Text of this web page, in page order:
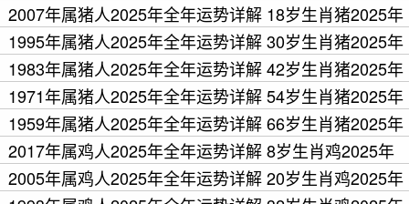
每月运程 >>
2007年属猪人2025年全年运势详解 18岁生肖猪2025年
每月运程 >>
1995年属猪人2025年全年运势详解 30岁生肖猪2025年
每月运程 >>
1983年属猪人2025年全年运势详解 42岁生肖猪2025年
每月运程 >>
1971年属猪人2025年全年运势详解 54岁生肖猪2025年
每月运程 >>
1959年属猪人2025年全年运势详解 66岁生肖猪2025年
每月运程 >>
2017年属鸡人2025年全年运势详解 8岁生肖鸡2025年
每月运程 >>
2005年属鸡人2025年全年运势详解 20岁生肖鸡2025年